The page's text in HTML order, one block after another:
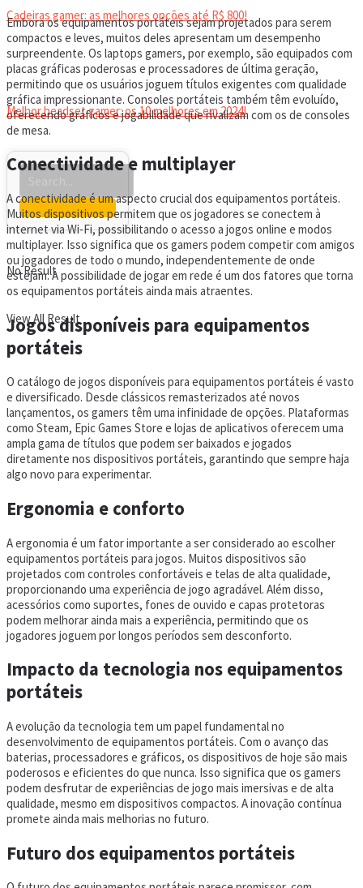
Cadeiras gamer: as melhores opções até R$ 800!
HEADSET
Melhor headset gamer: os 10 melhores em 2024!
No Result
View All Result
Embora os equipamentos portáteis sejam projetados para serem
compactos e leves, muitos deles apresentam um desempenho
surpreendente. Os laptops gamers, por exemplo, são equipados com
placas gráficas poderosas e processadores de última geração,
permitindo que os usuários joguem títulos exigentes com qualidade
gráfica impressionante. Consoles portáteis também têm evoluído,
oferecendo gráficos e jogabilidade que rivalizam com os de consoles
de mesa.
Conectividade e multiplayer
A conectividade é um aspecto crucial dos equipamentos portáteis.
Muitos dispositivos permitem que os jogadores se conectem à
internet via Wi-Fi, possibilitando o acesso a jogos online e modos
multiplayer. Isso significa que os gamers podem competir com amigos
ou jogadores de todo o mundo, independentemente de onde
estejam. A possibilidade de jogar em rede é um dos fatores que torna
os equipamentos portáteis ainda mais atraentes.
Jogos disponíveis para equipamentos
portáteis
O catálogo de jogos disponíveis para equipamentos portáteis é vasto
e diversificado. Desde clássicos remasterizados até novos
lançamentos, os gamers têm uma infinidade de opções. Plataformas
como Steam, Epic Games Store e lojas de aplicativos oferecem uma
ampla gama de títulos que podem ser baixados e jogados
diretamente nos dispositivos portáteis, garantindo que sempre haja
algo novo para experimentar.
Ergonomia e conforto
A ergonomia é um fator importante a ser considerado ao escolher
equipamentos portáteis para jogos. Muitos dispositivos são
projetados com controles confortáveis e telas de alta qualidade,
proporcionando uma experiência de jogo agradável. Além disso,
acessórios como suportes, fones de ouvido e capas protetoras
podem melhorar ainda mais a experiência, permitindo que os
jogadores joguem por longos períodos sem desconforto.
Impacto da tecnologia nos equipamentos
portáteis
A evolução da tecnologia tem um papel fundamental no
desenvolvimento de equipamentos portáteis. Com o avanço das
baterias, processadores e gráficos, os dispositivos de hoje são mais
poderosos e eficientes do que nunca. Isso significa que os gamers
podem desfrutar de experiências de jogo mais imersivas e de alta
qualidade, mesmo em dispositivos compactos. A inovação contínua
promete ainda mais melhorias no futuro.
Futuro dos equipamentos portáteis